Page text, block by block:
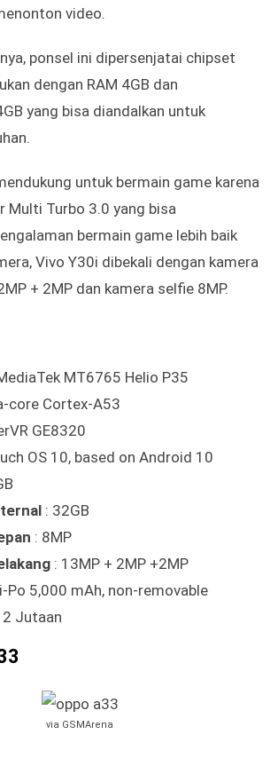
video.
ponsel ini dipersenjatai chipset
dengan RAM 4GB dan
yang bisa diandalkan untuk
untuk bermain game karena
Multi Turbo 3.0 yang bisa
bermain game lebih baik
Vivo Y30i dibekali dengan kamera
+ 2MP dan kamera selfie 8MP.
MT6765 Helio P35
core Cortex-A53
GE8320
OS 10, based on Android 10
: 32GB
: 8MP
: 13MP + 2MP +2MP
Po 5,000 mAh, non-removable
2 Jutaan
via GSMArena